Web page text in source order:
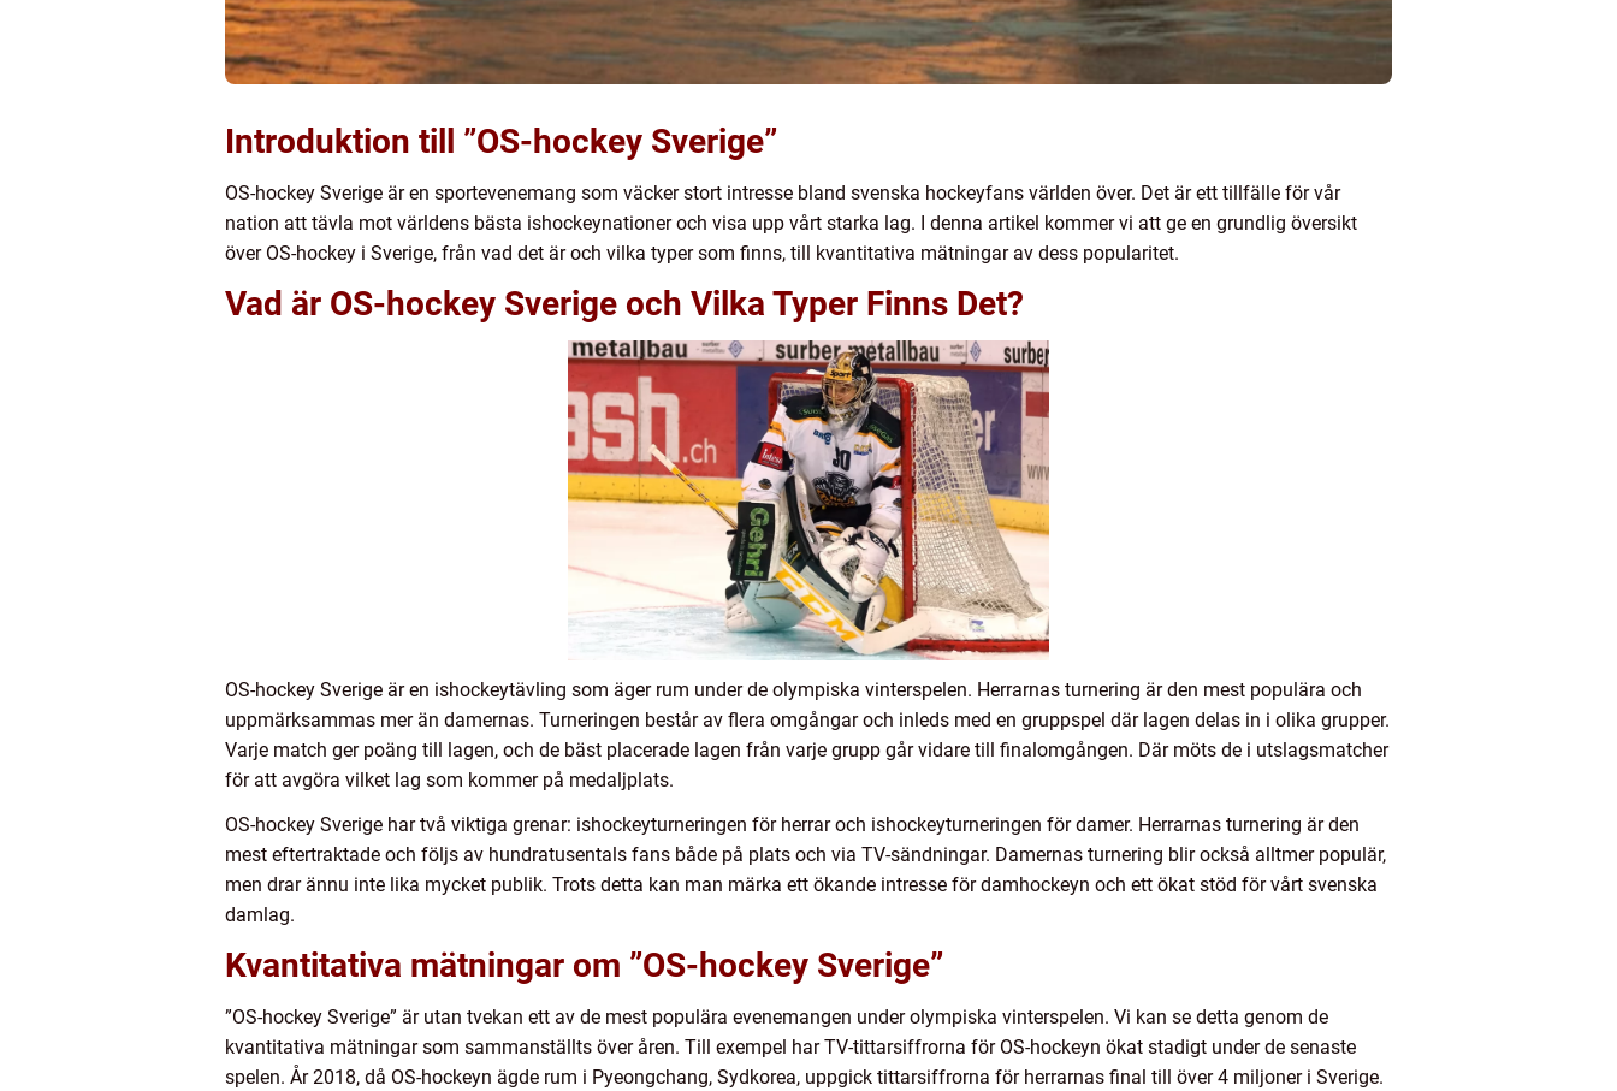
Introduktion till ”OS-hockey Sverige”
OS-hockey Sverige är en sportevenemang som väcker stort intresse bland svenska hockeyfans världen över. Det är ett tillfälle för vår
nation att tävla mot världens bästa ishockeynationer och visa upp vårt starka lag. I denna artikel kommer vi att ge en grundlig översikt
över OS-hockey i Sverige, från vad det är och vilka typer som finns, till kvantitativa mätningar av dess popularitet.
Vad är OS-hockey Sverige och Vilka Typer Finns Det?
OS-hockey Sverige är en ishockeytävling som äger rum under de olympiska vinterspelen. Herrarnas turnering är den mest populära och
uppmärksammas mer än damernas. Turneringen består av flera omgångar och inleds med en gruppspel där lagen delas in i olika grupper.
Varje match ger poäng till lagen, och de bäst placerade lagen från varje grupp går vidare till finalomgången. Där möts de i utslagsmatcher
för att avgöra vilket lag som kommer på medaljplats.
OS-hockey Sverige har två viktiga grenar: ishockeyturneringen för herrar och ishockeyturneringen för damer. Herrarnas turnering är den
mest eftertraktade och följs av hundratusentals fans både på plats och via TV-sändningar. Damernas turnering blir också alltmer populär,
men drar ännu inte lika mycket publik. Trots detta kan man märka ett ökande intresse för damhockeyn och ett ökat stöd för vårt svenska
damlag.
Kvantitativa mätningar om ”OS-hockey Sverige”
”OS-hockey Sverige” är utan tvekan ett av de mest populära evenemangen under olympiska vinterspelen. Vi kan se detta genom de
kvantitativa mätningar som sammanställts över åren. Till exempel har TV-tittarsiffrorna för OS-hockeyn ökat stadigt under de senaste
spelen. År 2018, då OS-hockeyn ägde rum i Pyeongchang, Sydkorea, uppgick tittarsiffrorna för herrarnas final till över 4 miljoner i Sverige.